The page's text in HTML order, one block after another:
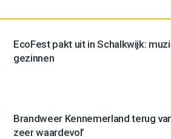
EcoFest pakt uit in Schalkwijk:
gezinnen
Brandweer Kennemerland terug
zeer waardevol’